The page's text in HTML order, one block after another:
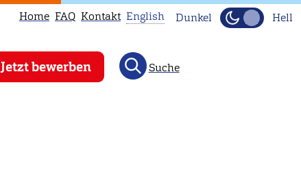
Home FAQ Kontakt
This
page
English Dunkel Hell
Jetzt bewerben Suche